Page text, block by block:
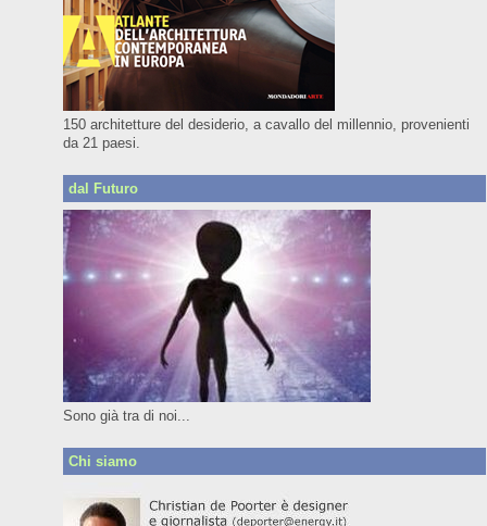
150 architetture del desiderio, a cavallo del millennio, provenienti
da 21 paesi.
dal Futuro
Sono già tra di noi...
Chi siamo